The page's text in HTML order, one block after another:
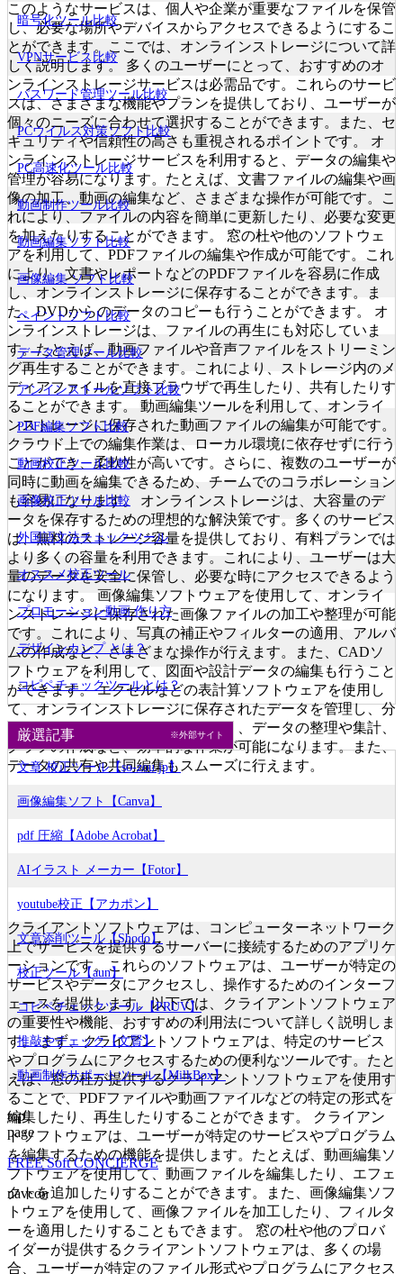
このようなサービスは、個人や企業が重要なファイルを保管
し、必要な場所やデバイスからアクセスできるようにするこ
とができます。ここでは、オンラインストレージについて詳
しく説明します。 多くのユーザーにとって、おすすめのオ
ンラインストレージサービスは必需品です。これらのサービ
スは、さまざまな機能やプランを提供しており、ユーザーが
個々のニーズに合わせて選択することができます。また、セ
キュリティや信頼性の高さも重視されるポイントです。 オ
ンラインストレージサービスを利用すると、データの編集や
管理が容易になります。たとえば、文書ファイルの編集や画
像の加工、動画の編集など、さまざまな操作が可能です。こ
れにより、ファイルの内容を簡単に更新したり、必要な変更
を加えたりすることができます。 窓の杜や他のソフトウェ
アを利用して、PDFファイルの編集や作成が可能です。これ
により、文書やレポートなどのPDFファイルを容易に作成
し、オンラインストレージに保存することができます。ま
た、DVDからのデータのコピーも行うことができます。 オ
ンラインストレージは、ファイルの再生にも対応していま
す。たとえば、動画ファイルや音声ファイルをストリーミン
グ再生することができます。これにより、ストレージ内のメ
ディアファイルを直接ブラウザで再生したり、共有したりす
ることができます。 動画編集ツールを利用して、オンライ
ンストレージに保存された動画ファイルの編集が可能です。
クラウド上での編集作業は、ローカル環境に依存せずに行う
ことができ、柔軟性が高いです。さらに、複数のユーザーが
同時に動画を編集できるため、チームでのコラボレーション
も容易になります。 オンラインストレージは、大容量のデ
ータを保存するための理想的な解決策です。多くのサービス
は、無料のストレージ容量を提供しており、有料プランでは
より多くの容量を利用できます。これにより、ユーザーは大
量のデータを安全に保管し、必要な時にアクセスできるよう
になります。 画像編集ソフトウェアを使用して、オンライ
ンストレージに保存された画像ファイルの加工や整理が可能
です。これにより、写真の補正やフィルターの適用、アルバ
ムの作成など、さまざまな操作が行えます。また、CADソ
フトウェアを利用して、図面や設計データの編集も行うこと
ができます。 エクセルなどの表計算ソフトウェアを使用し
て、オンラインストレージに保存されたデータを管理し、分
析することができます。これにより、データの整理や集計、
グラフの作成など、効率的な作業が可能になります。また、
データの共有や共同編集もスムーズに行えます。
クライアントソフトウェアは、コンピューターネットワーク
上でサービスを提供するサーバーに接続するためのアプリケ
ーションです。これらのソフトウェアは、ユーザーが特定の
サービスやデータにアクセスし、操作するためのインターフ
ェースを提供します。以下では、クライアントソフトウェア
の重要性や機能、おすすめの利用法について詳しく説明しま
す。 まず、クライアントソフトウェアは、特定のサービス
やプログラムにアクセスするための便利なツールです。たと
えば、窓の杜が提供するクライアントソフトウェアを使用す
ることで、PDFファイルや動画ファイルなどの特定の形式を
編集したり、再生したりすることができます。 クライアン
トソフトウェアは、ユーザーが特定のサービスやプログラム
を編集するための機能を提供します。たとえば、動画編集ソ
フトウェアを使用して、動画ファイルを編集したり、エフェ
クトを追加したりすることができます。また、画像編集ソフ
トウェアを使用して、画像ファイルを加工したり、フィルタ
ーを適用したりすることもできます。 窓の杜や他のプロバ
イダーが提供するクライアントソフトウェアは、多くの場
合、ユーザーが特定のファイル形式やプログラムにアクセス
暗号化ツール比較
VPNサービス比較
パスワード管理ツール比較
PCウイルス対策ソフト比較
PC高速化ツール比較
動画制作ツール比較
動画編集ソフト比較
画像編集 ソフト比較
ペイントソフト比較
データ管理ツール比較
アンインストールソフト比較
PDF編集ソフト比較
動画校正ツール比較
画像校正ツール比較
外国語文法チェックツール
オススメ校正ツール
プロモーション動画 作り方
デザインカンプ とは？
コピペチェックツールとは？
厳選記事 ※外部サイト
文章 校正ツール【so-zou.jp】
画像編集ソフト【Canva】
pdf 圧縮【Adobe Acrobat】
AIイラスト メーカー【Fotor】
youtube校正【アカポン】
文章添削ツール【Shodo】
校正ツール【aun】
コピペチェックツール【PRUV】
推敲やチェック【文賢】
動画制作サポートツール【MilkBox】
top
page
FREE Soft CONCIERGE
navcon